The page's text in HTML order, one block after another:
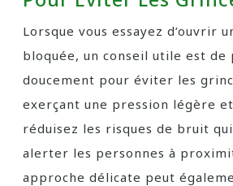
Lorsque vous essayez d’ouvrir
bloquée, un conseil utile est de
doucement pour éviter les
exerçant une pression légère
réduisez les risques de bruit
alerter les personnes à
approche délicate peut